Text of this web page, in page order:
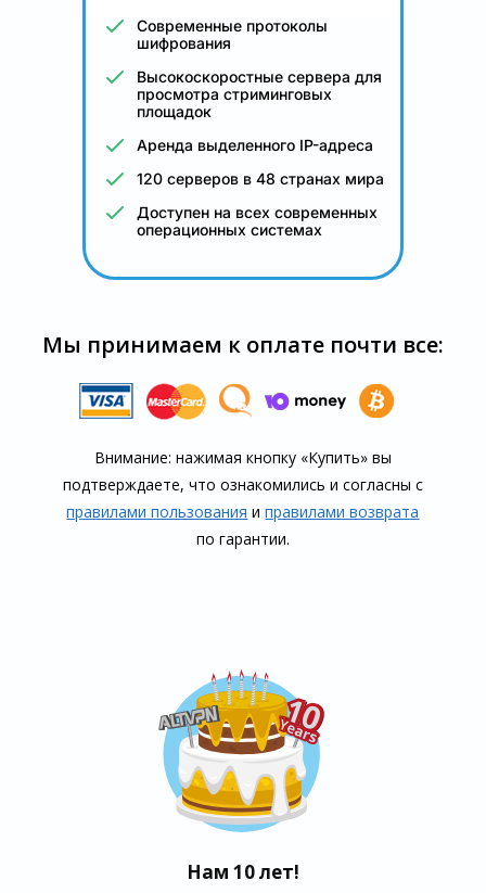
Современные протоколы
шифрования
Высокоскоростные сервера для
просмотра стриминговых
площадок
Аренда выделенного IP-адреса
120 серверов в 48 странах мира
Доступен на всех современных
операционных системах
Мы принимаем к оплате почти все:
Внимание: нажимая кнопку «Купить» вы
подтверждаете, что озна­комились и согласны с
правилами пользования иправилами воз­врата
по гарантии.
Нам 10 лет!